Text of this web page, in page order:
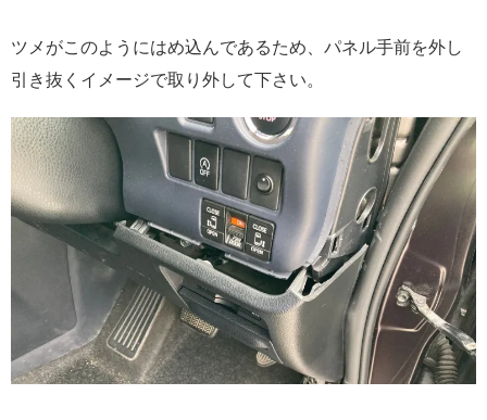
ツメがこのようにはめ込んであるため、パネル手前を外し
引き抜くイメージで取り外して下さい。